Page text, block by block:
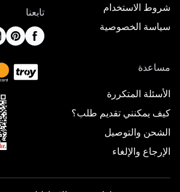
شروط الاستخدام
سياسة الخصوصية
تابعنا
مساعدة
الأسئلة المتكررة
كيف يمكنني تقديم طلب؟
الشحن والتوصيل
الإرجاع والإلغاء